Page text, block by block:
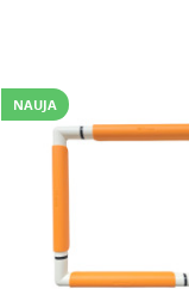
NAUJA